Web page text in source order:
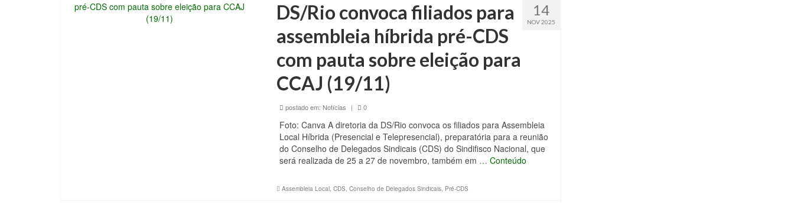
14
NOV 2025
DS/Rio convoca filiados para
assembleia híbrida pré-CDS
com pauta sobre eleição para
CCAJ (19/11)
postado em: Notícias | 0
Foto: Canva A diretoria da DS/Rio convoca os filiados para Assembleia
Local Híbrida (Presencial e Telepresencial), preparatória para a reunião
do Conselho de Delegados Sindicais (CDS) do Sindifisco Nacional, que
será realizada de 25 a 27 de novembro, também em … Conteúdo
Assembleia Local, CDS, Conselho de Delegados Sindicais, Pré-CDS